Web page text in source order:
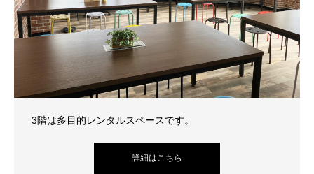
3階は多目的レンタルスペースです。
詳細はこちら